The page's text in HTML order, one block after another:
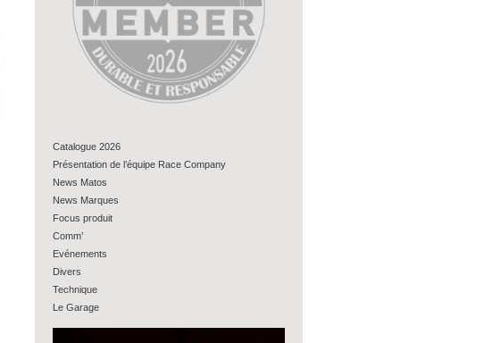
Catalogue 2026
Présentation de l’équipe Race Company
News Matos
News Marques
Focus produit
Comm’
Evénements
Divers
Technique
Le Garage